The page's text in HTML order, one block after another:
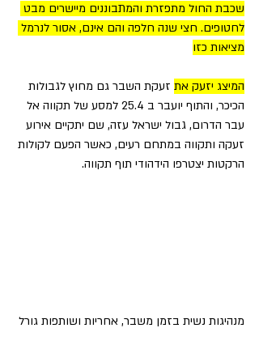
שכבת החול מתפזרת והמתבוננים מיישרים מבט
לחטופים. חצי שנה חלפה והם אינם, אסור לנרמל
מציאות כזו
המיצג יזעק את זעקת השבר גם מחוץ לגבולות
הכיכר, והתוף יועבר ב 25.4 למסע של תקווה אל
עבר הדרום, גבול ישראל עזה, שם יתקיים אירוע
זעקה ותקווה במתחם רעים, כאשר הפעם לקולות
הרקטות יצטרפו הידהודי תוף תקווה.
מנהיגות נשית בזמן משבר, אחריות ושותפות גורל